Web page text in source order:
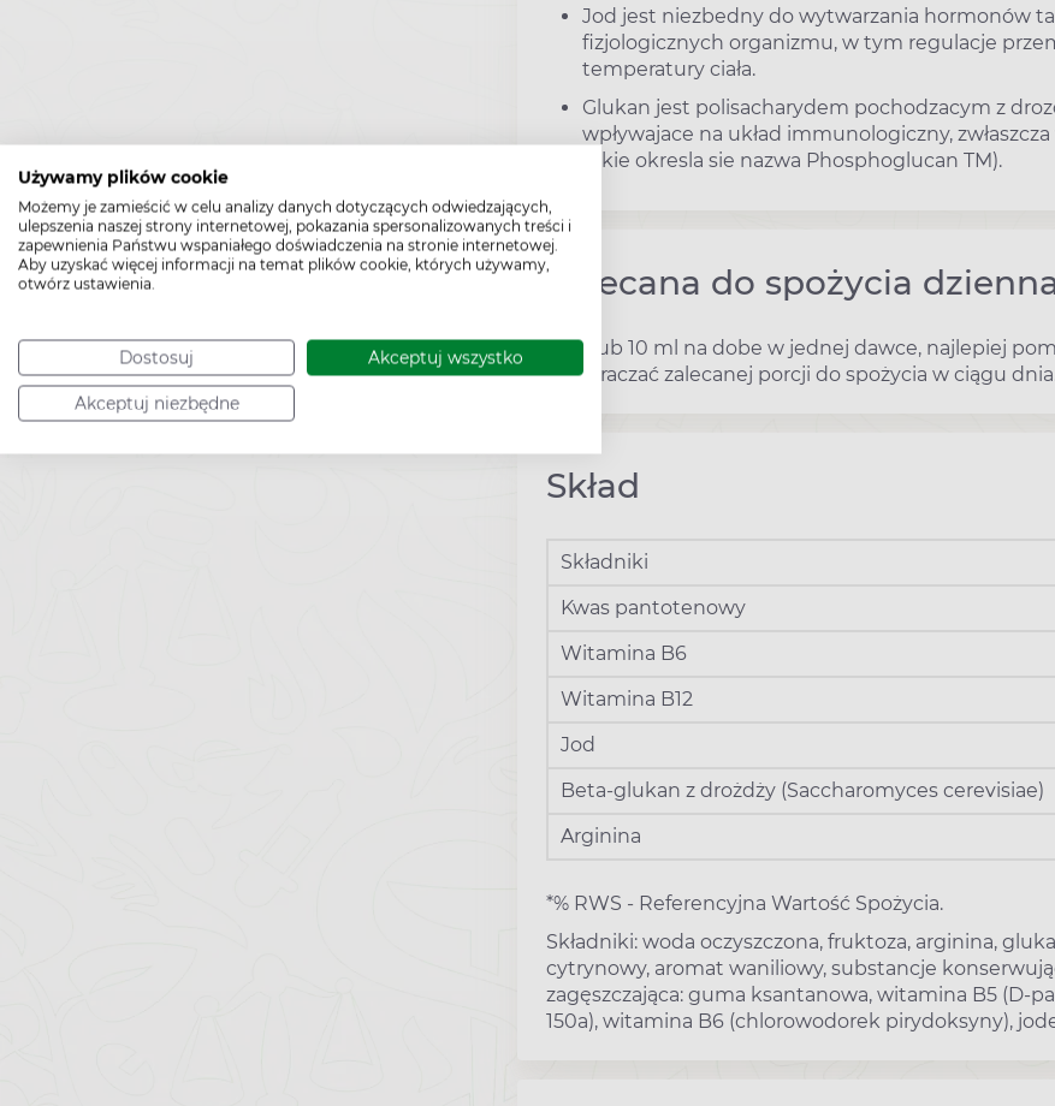
Używamy plików cookie
Możemy je zamieścić w celu analizy danych dotyczących odwiedzających,
ulepszenia naszej strony internetowej, pokazania spersonalizowanych treści i
zapewnienia Państwu wspaniałego doświadczenia na stronie internetowej.
Aby uzyskać więcej informacji na temat plików cookie, których używamy,
otwórz ustawienia.
Dostosuj Akceptuj wszystko
Akceptuj niezbędne
Jod jest niezbedny do wytwarzania hormonów
fizjologicznych organizmu, w tym regulacje
temperatury ciała.
Glukan jest polisacharydem pochodzacym z
wpływajace na układ immunologiczny,
takie okresla sie nazwa Phosphoglucan TM).
Zalecana do spożycia
5 ml lub 10 ml na dobe w jednej dawce, najlepiej
przekraczać zalecanej porcji do spożycia w ciągu
Skład
Składniki
Kwas pantotenowy
Witamina B6
Witamina B12
Jod
Beta-glukan z drożdży (Saccharomyces cerevisiae)
Arginina
*% RWS - Referencyjna Wartość Spożycia.
Składniki: woda oczyszczona, fruktoza, arginina,
cytrynowy, aromat waniliowy, substancje
zagęszczająca: guma ksantanowa, witamina B5 (D-
150a), witamina B6 (chlorowodorek pirydoksyny),